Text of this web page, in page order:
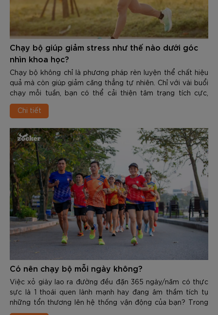
Chạy bộ giúp giảm stress như thế nào dưới góc
nhìn khoa học?
Chạy bộ không chỉ là phương pháp rèn luyện thể chất hiệu
quả mà còn giúp giảm căng thẳng tự nhiên. Chỉ với vài buổi
chạy mỗi tuần, bạn có thể cải thiện tâm trạng tích cực,
nâng cao chất lượng giấc ngủ và gia tăng khả năng chống
chịu áp lực trong cuộc sống. Vậy Chạy bộ giúp giảm stress
đây các bạn hãy cùng Zocker tìm hiểu chi tiết nhé.
Chi tiết
Có nên chạy bộ mỗi ngày không?
Việc xỏ giày lao ra đường đều đặn 365 ngày/năm có thực
sực là 1 thoái quen lành mạnh hay đang âm thầm tích tụ
những tổn thương lên hệ thống vận động của bạn? Trong
nội dung dưới đây các bạn hãy cùng Zocker sẽ chia sẻ chi